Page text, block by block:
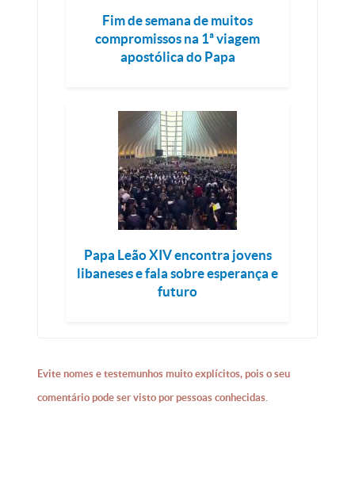
Fim de semana de muitos
compromissos na 1ª viagem
apostólica do Papa
Papa Leão XIV encontra jovens
libaneses e fala sobre esperança e
futuro
Evite nomes e testemunhos muito explícitos, pois o seu
comentário pode ser visto por pessoas conhecidas.